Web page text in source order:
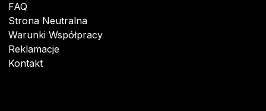
FAQ
Strona Neutralna
Warunki Współpracy
Reklamacje
Kontakt